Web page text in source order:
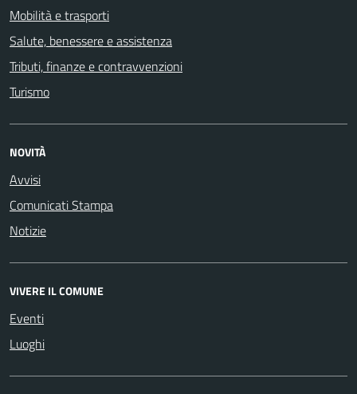
Mobilità e trasporti
Salute, benessere e assistenza
Tributi, finanze e contravvenzioni
Turismo
NOVITÀ
Avvisi
Comunicati Stampa
Notizie
VIVERE IL COMUNE
Eventi
Luoghi